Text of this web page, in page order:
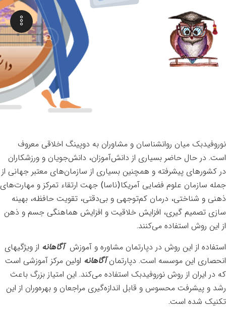
نوروفیدبک
نوروفیدبک میان روانشناسان و مشاوران به دوپینگ اخلاقی معروف
است. در حال حاضر بسیاری از دانش‌آموزان، دانش‌جویان و ورزشکاران
در کشورهای پیشرفته و همچنین بسیاری از سازمان‌های معتبر جهانی از
جمله سازمان علوم فضایی آمریکا(ناسا) جهت ارتقاء تمرکز و مهارت‌های
ذهنی و شناختی، درمان کم‌توجهی و بی‌دقتی، تقویت حافظه، بهینه
سازی تصمیم گیری، افزایش خلاقیت و افزایش هماهنگی جسم و ذهن
از این روش استفاده می‌کنند.
استفاده از این روش در دپارتمان مشاوره و آموزشآگاهانه از ویژگیهای
انحصاری این موسسه است. دپارتمانآگاهانه اولین مرکز آموزشی است
که در ایران از روش نوروفیدبک استفاده می‌کند. این امتیاز بزرگ باعث
رشد و پیشرفت محسوس و قابل اندازه‌گیری مراجعان و بهره‌وران از این
تکنیک شده است.